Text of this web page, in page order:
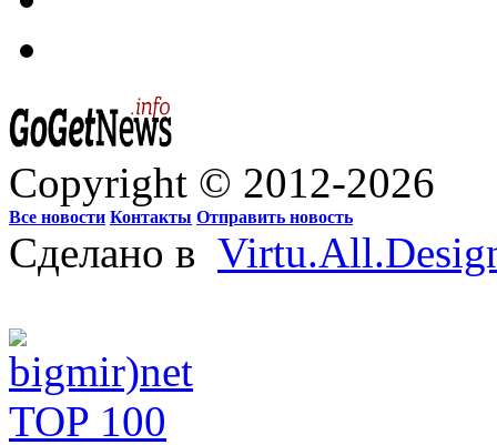
Copyright © 2012-2026
Все новости Контакты Отправить новость
Сделано в